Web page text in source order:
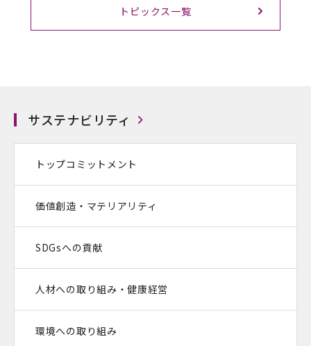
トピックス一覧
サステナビリティ
トップコミットメント
価値創造・マテリアリティ
SDGsへの貢献
人材への取り組み・健康経営
環境への取り組み